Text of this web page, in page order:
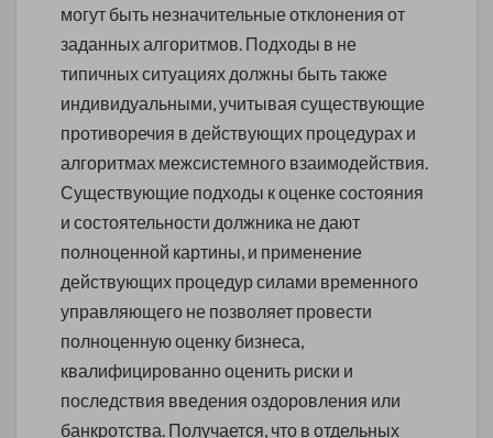
могут быть незначительные отклонения от
заданных алгоритмов. Подходы в не
типичных ситуациях должны быть также
индивидуальными, учитывая существующие
противоречия в действующих процедурах и
алгоритмах межсистемного взаимодействия.
Существующие подходы к оценке состояния
и состоятельности должника не дают
полноценной картины, и применение
действующих процедур силами временного
управляющего не позволяет провести
полноценную оценку бизнеса,
квалифицированно оценить риски и
последствия введения оздоровления или
банкротства. Получается, что в отдельных